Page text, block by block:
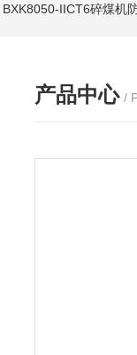
BXK8050-IICT6碎煤机
产品中心 /